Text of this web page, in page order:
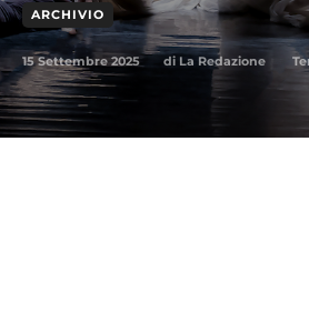
ARCHIVIO
15 Settembre 2025 di La Redazione